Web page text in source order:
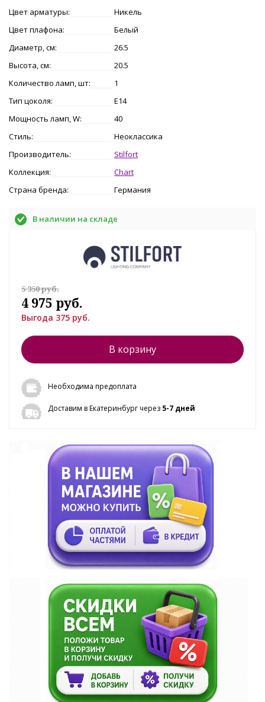
Цвет арматуры:
Никель
Цвет плафона:
Белый
Диаметр, см:
26.5
Высота, см:
20.5
Количество ламп, шт:
1
Тип цоколя:
E14
Мощность ламп, W:
40
Стиль:
Неоклассика
Производитель:
Stilfort
Коллекция:
Chart
Страна бренда:
Германия
В наличии на складе
5 350 руб.
4 975 руб.
Выгода 375 руб.
В корзину
Необходима предоплата
Доставим в Екатеринбург через 5-7 дней